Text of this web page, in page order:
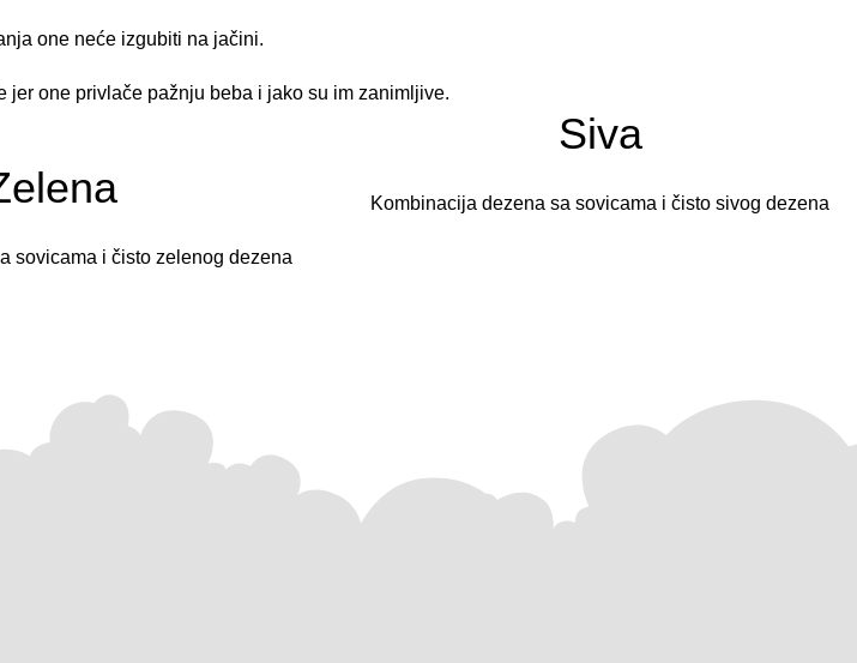
one neće izgubiti na jačini.
one privlače pažnju beba i jako su im zanimljive.
sovicama i čisto zelenog dezena
Siva
Kombinacija dezena sa sovicama i čisto sivog dezena